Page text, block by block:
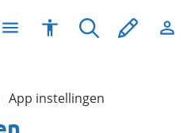
App instellingen